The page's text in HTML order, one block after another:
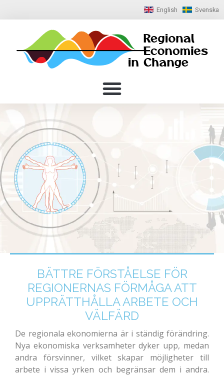
English Svenska
BÄTTRE FÖRSTÅELSE FÖR
REGIONERNAS FÖRMÅGA ATT
UPPRÄTTHÅLLA ARBETE OCH
VÄLFÄRD
De regionala ekonomierna är i ständig förändring.
Nya ekonomiska verksamheter dyker upp, medan
andra försvinner, vilket skapar möjligheter till
arbete i vissa yrken och begränsar dem i andra.